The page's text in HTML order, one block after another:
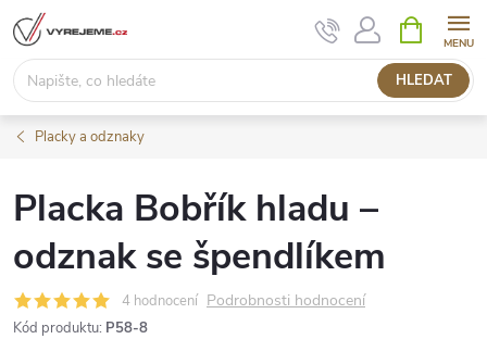
Přejít
na
obsah
HLEDAT
NÁKUPNÍ
KOŠÍK
Placky a odznaky
Placka Bobřík hladu –
odznak se špendlíkem
4 hodnocení Podrobnosti hodnocení
Kód produktu: P58-8